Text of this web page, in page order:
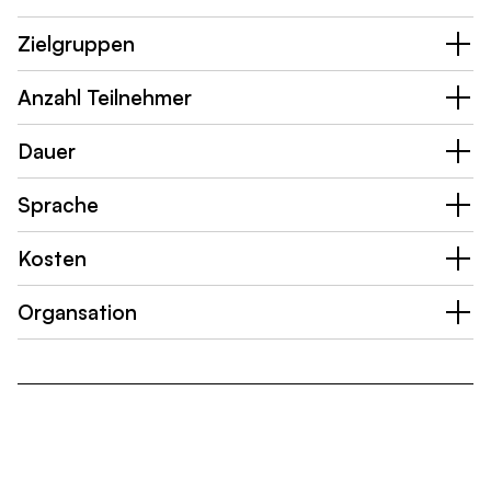
Zielgruppen
Anzahl Teilnehmer
Dauer
Sprache
Kosten
Organsation